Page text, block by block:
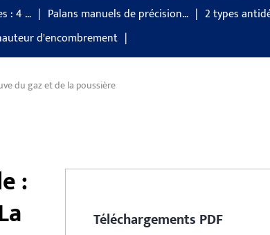
: 4 … Palans manuels de précision…
2 types
d'encombrement
du gaz et de la poussière
:
Téléchargements PDF